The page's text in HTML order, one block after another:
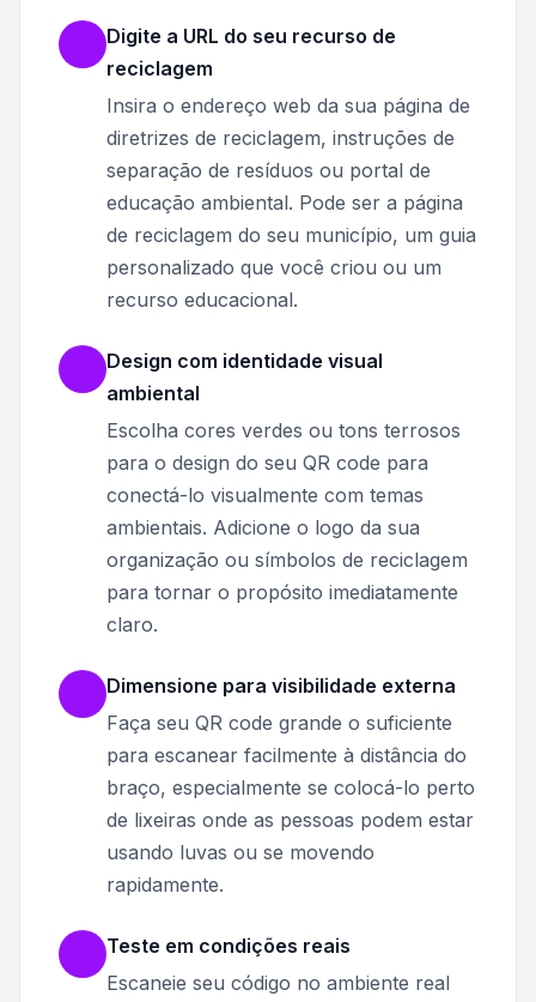
Digite a URL do seu recurso de
reciclagem
Insira o endereço web da sua página de
diretrizes de reciclagem, instruções de
separação de resíduos ou portal de
educação ambiental. Pode ser a página
de reciclagem do seu município, um guia
personalizado que você criou ou um
recurso educacional.
Design com identidade visual
ambiental
Escolha cores verdes ou tons terrosos
para o design do seu QR code para
conectá-lo visualmente com temas
ambientais. Adicione o logo da sua
organização ou símbolos de reciclagem
para tornar o propósito imediatamente
claro.
Dimensione para visibilidade externa
Faça seu QR code grande o suficiente
para escanear facilmente à distância do
braço, especialmente se colocá-lo perto
de lixeiras onde as pessoas podem estar
usando luvas ou se movendo
rapidamente.
Teste em condições reais
Escaneie seu código no ambiente real